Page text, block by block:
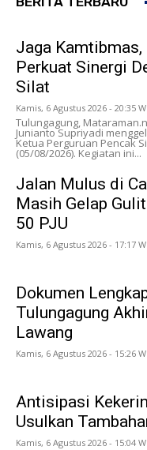
Jaga
Perkuat Sinergi
Silat
Kamis, 6 Agustus 2026 - 20:35
Tulungagung,
Junianto Supriyadi
Ketua Perguruan Pencak
(05/08/2026). Kegiatan ini...
Jalan Mulus di
Masih Gelap
50 PJU
Kamis, 6 Agustus 2026 - 17:17
Dokumen
Tulungagung
Lawang
Kamis, 6 Agustus 2026 - 15:26
Antisipasi
Usulkan
Kamis, 6 Agustus 2026 - 15:04